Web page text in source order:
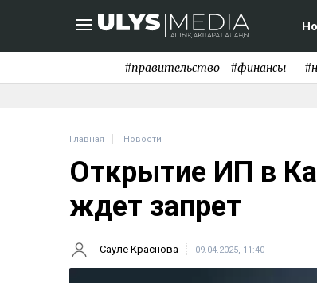
#правительство #финансы
Главная Новости
Открытие ИП в
ждет запрет
Сауле Краснова 09.04.2025, 11:40